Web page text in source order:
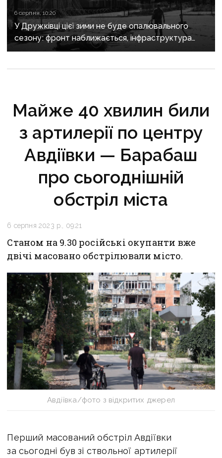
6 серпня, 10:20
У Дружківці цієї зими не буде опалювального
сезону: фронт наближається, інфраструктура
критично зруйнована
Майже 40 хвилин били
з артилерії по центру
Авдіївки — Барабаш
про сьогоднішній
обстріл міста
6 серпня 2023 р., 09:21
Станом на 9.30 російські окупанти вже
двічі масовано обстрілювали місто.
Авдіївка/фото з відкритих джерел
Перший масований обстріл Авдіївки
за сьогодні був зі ствольної артилерії